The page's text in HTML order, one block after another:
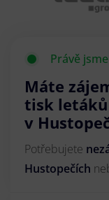
Právě
Máte
tisk letáků
v
Potřebujete
Hustopečích